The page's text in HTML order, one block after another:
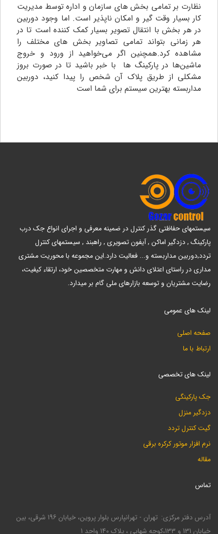
نظارت بر تمامی بخش های سازمان و اداره توسط مدیریت
کار بسیار وقت گیر و امکان ناپذیر است. اما وجود دوربین
در هر بخش با انتقال تصویر بسیار کمک کننده است تا در
هر زمانی بتواند تمامی تصاویر بخش های مختلف را
مشاهده کرد.همچنین اگر می‌خواهید از ورود و خروج
ماشین‌ها در پارکینگ ها با خبر باشید تا در صورت بروز
مشکلی از طریق پلاک آن شخص را پیدا کنید، دوربین
مداربسته بهترین سیستم برای شما است
سیستمهای حفاظتی گذر کنترل در ضمینه معرفی و اجرای انواع جک درب
پارکینگ , دزدگیر اماکن , آیفون تصویری , راهبند , سیستمهای کنترل
تردد,دوربین مداربسته و... فعالیت دارد.این مجموعه با محوریت مشتری
مداری در راستای اعتلای دانش و مهارت متخصصین خود، ارتقاء کیفیت،
رضایت مشتریان و توسعه بازارهای ملی گام بر میدارد.
لینک های عمومی
صفحه اصلی
ارتباط با ما
لینک های تخصصی
جک پارکینگی
دزدگیر منزل
گیت کنترل تردد
نرم افزار موتور کرکره برقی
مقاله
تماس
آدرس دفتر مرکزی
تهران - تهرانپارس بلوار پروین، خیابان 196 شرقی، بین
خیابان 131 و 133،کوچه شهابی ، پلاک 140 واحد 1